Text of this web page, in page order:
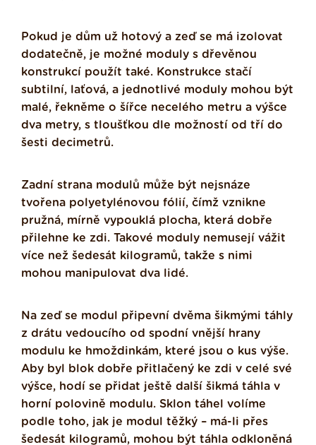
Pokud je dům už hotový a zeď se má izolovat
dodatečně, je možné moduly s dřevěnou
konstrukcí použít také. Konstrukce stačí
subtilní, laťová, a jednotlivé moduly mohou být
malé, řekněme o šířce necelého metru a výšce
dva metry, s tloušťkou dle možností od tří do
šesti decimetrů.
Zadní strana modulů může být nejsnáze
tvořena polyetylénovou fólií, čímž vznikne
pružná, mírně vypouklá plocha, která dobře
přilehne ke zdi. Takové moduly nemusejí vážit
více než šedesát kilogramů, takže s nimi
mohou manipulovat dva lidé.
Na zeď se modul připevní dvěma šikmými táhly
z drátu vedoucího od spodní vnější hrany
modulu ke hmoždinkám, které jsou o kus výše.
Aby byl blok dobře přitlačený ke zdi v celé své
výšce, hodí se přidat ještě další šikmá táhla v
horní polovině modulu. Sklon táhel volíme
podle toho, jak je modul těžký – má-li přes
šedesát kilogramů, mohou být táhla odkloněná